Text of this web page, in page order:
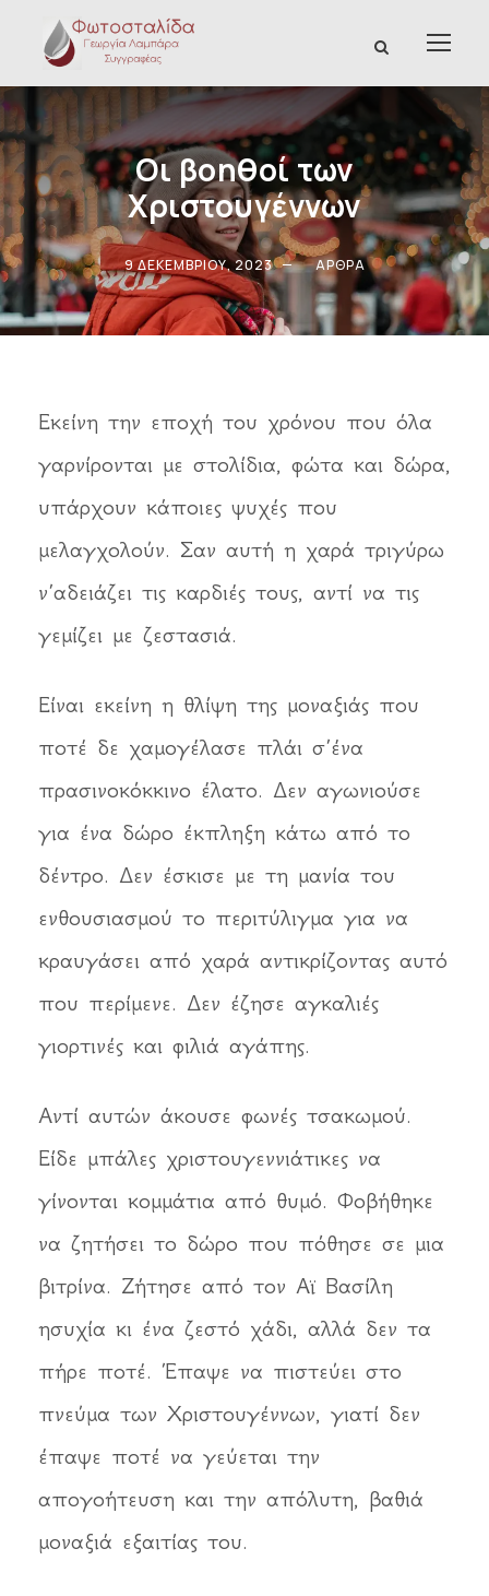
Οι βοηθοί των
Χριστουγέννων
9 ΔΕΚΕΜΒΡΊΟΥ, 2023 ΆΡΘΡΑ
Εκείνη την εποχή του χρόνου που όλα
γαρνίρονται με στολίδια, φώτα και δώρα,
υπάρχουν κάποιες ψυχές που
μελαγχολούν. Σαν αυτή η χαρά τριγύρω
ν’αδειάζει τις καρδιές τους, αντί να τις
γεμίζει με ζεστασιά.
Είναι εκείνη η θλίψη της μοναξιάς που
ποτέ δε χαμογέλασε πλάι σ’ένα
πρασινοκόκκινο έλατο. Δεν αγωνιούσε
για ένα δώρο έκπληξη κάτω από το
δέντρο. Δεν έσκισε με τη μανία του
ενθουσιασμού το περιτύλιγμα για να
κραυγάσει από χαρά αντικρίζοντας αυτό
που περίμενε. Δεν έζησε αγκαλιές
γιορτινές και φιλιά αγάπης.
Αντί αυτών άκουσε φωνές τσακωμού.
Είδε μπάλες χριστουγεννιάτικες να
γίνονται κομμάτια από θυμό. Φοβήθηκε
να ζητήσει το δώρο που πόθησε σε μια
βιτρίνα. Ζήτησε από τον Αϊ Βασίλη
ησυχία κι ένα ζεστό χάδι, αλλά δεν τα
πήρε ποτέ. Έπαψε να πιστεύει στο
πνεύμα των Χριστουγέννων, γιατί δεν
έπαψε ποτέ να γεύεται την
απογοήτευση και την απόλυτη, βαθιά
μοναξιά εξαιτίας του.